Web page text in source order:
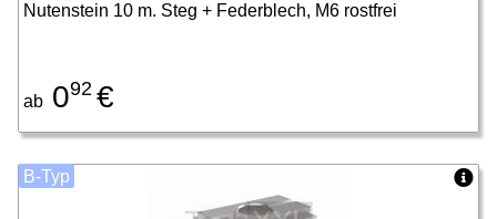
Nutenstein 10 m. Steg + Federblech, M6 rostfrei
ab 092 €
B-Typ